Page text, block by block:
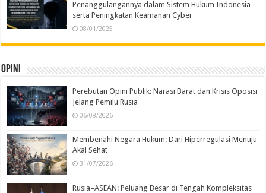
Penanggulangannya dalam Sistem Hukum Indonesia
serta Peningkatan Keamanan Cyber
08/01/2025
Opini
Perebutan Opini Publik: Narasi Barat dan Krisis Oposisi
Jelang Pemilu Rusia
06/08/2026
Membenahi Negara Hukum: Dari Hiperregulasi Menuju
Akal Sehat
31/07/2026
Rusia–ASEAN: Peluang Besar di Tengah Kompleksitas